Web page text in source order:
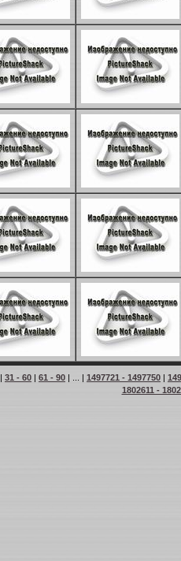
| 31 - 60 | 61 - 90 | ... | 1497721 - 1497750 |
1802611 -